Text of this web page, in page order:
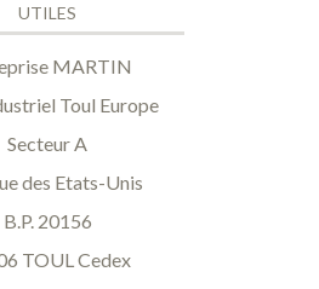
UTILES
MARTIN
Toul Europe
Secteur A
des Etats-Unis
B.P. 20156
TOUL Cedex